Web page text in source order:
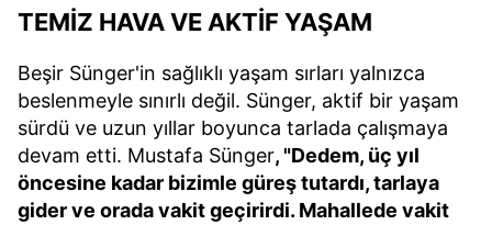
kılınması ve kişiselleştirilmesi ve sizlere yönelik
reklam/pazarlama faaliyetlerinin yapılması, amaçlarıyla
sınırlı olarak açık rızanız dahilinde kullanılacaktır.
Çerezlere ilişkin tercihlerinizi aşağıda yer alan panel
vasıtasıyla belirleyebilirsiniz. Çerezlere ilişkin detaylı bilgi
için Ayarlar butonuna tıklayabilir,
Çerez Bilgilendirme
Metnimizi
ziyaret edebilirsiniz.
TEMİZ HAVA VE AKTİF YAŞAM
Beşir Sünger'in sağlıklı yaşam sırları yalnızca
beslenmeyle sınırlı değil. Sünger, aktif bir yaşam
sürdü ve uzun yıllar boyunca tarlada çalışmaya
devam etti. Mustafa Sünger, "Dedem, üç yıl
öncesine kadar bizimle güreş tutardı, tarlaya
gider ve orada vakit geçirirdi. Mahallede vakit